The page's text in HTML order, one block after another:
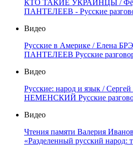
КТО ТАКИЕ УКРАИНЦЫ /
ПАНТЕЛЕЕВ - Русские
Видео
Русские в Америке / Елена
ПАНТЕЛЕЕВ Русские
Видео
Русские: народ и язык /
НЕМЕНСКИЙ Русские
Видео
Чтения памяти Валерия
«Разделенный русский народ: